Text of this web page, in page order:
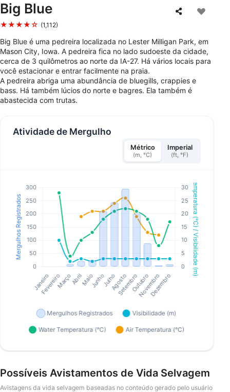
Big Blue
★★★★☆ (1,112)
Big Blue é uma pedreira localizada no Lester Milligan Park, em
Mason City, Iowa. A pedreira fica no lado sudoeste da cidade,
cerca de 3 quilômetros ao norte da IA-27. Há vários locais para
você estacionar e entrar facilmente na praia.
A pedreira abriga uma abundância de bluegills, crappies e
bass. Há também lúcios do norte e bagres. Ela também é
abastecida com trutas.
Atividade de Mergulho
Métrico
(m, °C)
Imperial
(ft, °F)
Possíveis Avistamentos de Vida Selvagem
Avistagens da vida selvagem baseadas no conteúdo gerado pelo usuário